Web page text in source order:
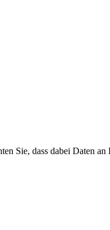
Sie, dass dabei Daten an